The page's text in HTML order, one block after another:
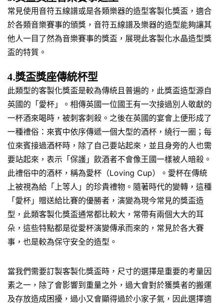
常見使用音符五線譜或是各類樂器的造型客製化獎盃，適合
於各類音樂賽事的頒獎，音符五線譜及樂器的造型能夠讓其
他人一目了然為音樂賽事的獎盃，展現此客製化水晶造型獎
盃的特質。
4.獎盃獎座傳統杯型
此類型的客製化獎盃是較為傳統且普遍的，此獎盃造型源自
英國的「愛杯」。相傳英國一位國王有一次接過別人敬獻的
一杯酒來喝時，被刺客刺殺。之後在英國的宴會上便形成了
一種禮俗：來賓中依序傳遞一個大型的酒杯，繞行一圈；每
位來賓接過酒杯時，除了自己要站起來，並且身旁的人也需
要站起來，表示「保護」飲酒者不會像王國一樣被人暗殺。
此禮俗中的酒杯，稱為愛杯（Loving Cup）。愛杯在傳統
上被視為給「上等人」的珍貴禮物。隨著時代的變轉，這種
「愛杯」贈送給比賽的優勝者，演變為現今常見的獎盃造
型，此類客製化獎盃通常都比較大，常帶有兩個大大的耳
朵，這些特點都是從愛杯演變傳承而來的，常見於各大賽
事，也是較為保守安全的造型。
當我們需要訂製客製化獎盃時，尺寸的選擇是重要的考量因
素之一，除了會影響到重量之外，過大會對於獲獎者的搬運
及存放造成困擾，過小又會顯得過於小家子氣，因此選擇適